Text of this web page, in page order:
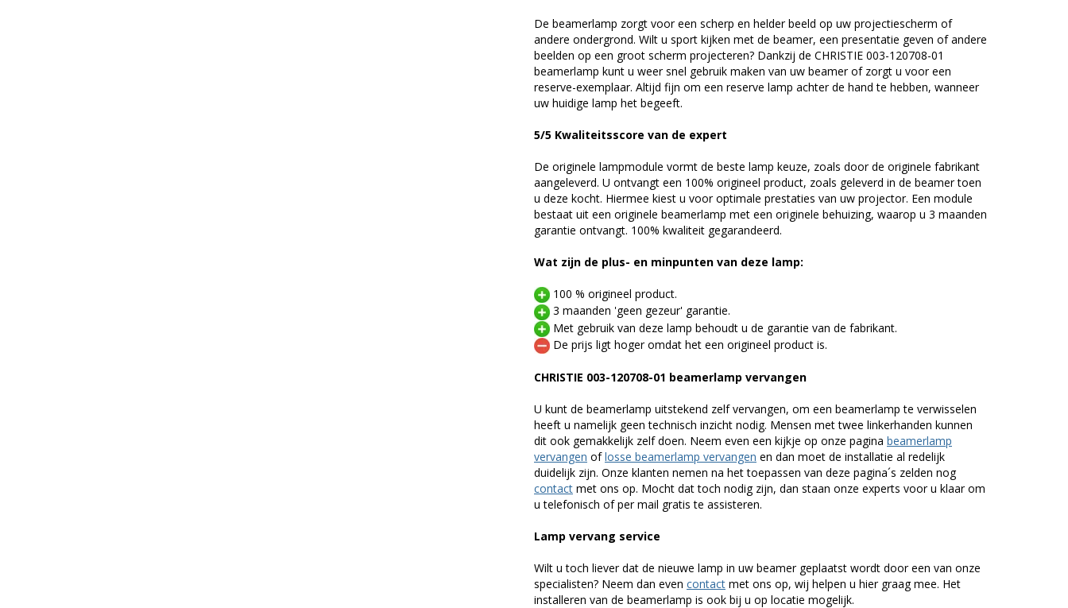
De beamerlamp zorgt voor een scherp en helder beeld op uw projectiescherm of
andere ondergrond. Wilt u sport kijken met de beamer, een presentatie geven of andere
beelden op een groot scherm projecteren? Dankzij de CHRISTIE 003-120708-01
beamerlamp kunt u weer snel gebruik maken van uw beamer of zorgt u voor een
reserve-exemplaar. Altijd fijn om een reserve lamp achter de hand te hebben, wanneer
uw huidige lamp het begeeft.
5/5 Kwaliteitsscore van de expert
De originele lampmodule vormt de beste lamp keuze, zoals door de originele fabrikant
aangeleverd. U ontvangt een 100% origineel product, zoals geleverd in de beamer toen
u deze kocht. Hiermee kiest u voor optimale prestaties van uw projector. Een module
bestaat uit een originele beamerlamp met een originele behuizing, waarop u 3 maanden
garantie ontvangt. 100% kwaliteit gegarandeerd.
Wat zijn de plus- en minpunten van deze lamp:
100 % origineel product.
3 maanden 'geen gezeur' garantie.
Met gebruik van deze lamp behoudt u de garantie van de fabrikant.
De prijs ligt hoger omdat het een origineel product is.
CHRISTIE 003-120708-01 beamerlamp vervangen
U kunt de beamerlamp uitstekend zelf vervangen, om een beamerlamp te verwisselen
heeft u namelijk geen technisch inzicht nodig. Mensen met twee linkerhanden kunnen
dit ook gemakkelijk zelf doen. Neem even een kijkje op onze pagina beamerlamp
vervangen oflosse beamerlamp vervangen en dan moet de installatie al redelijk
duidelijk zijn. Onze klanten nemen na het toepassen van deze pagina´s zelden nog
contact met ons op. Mocht dat toch nodig zijn, dan staan onze experts voor u klaar om
u telefonisch of per mail gratis te assisteren.
Lamp vervang service
Wilt u toch liever dat de nieuwe lamp in uw beamer geplaatst wordt door een van onze
specialisten? Neem dan even contact met ons op, wij helpen u hier graag mee. Het
installeren van de beamerlamp is ook bij u op locatie mogelijk.